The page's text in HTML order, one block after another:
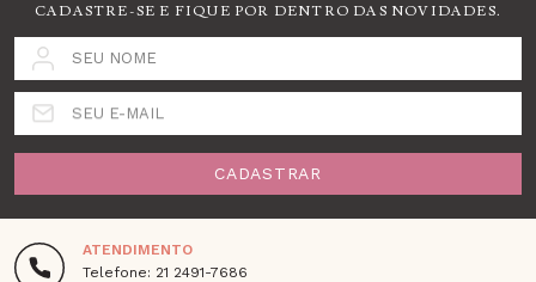
CADASTRE-SE E FIQUE POR DENTRO DAS NOVIDADES.
SEU NOME
SEU E-MAIL
CADASTRAR
ATENDIMENTO
Telefone: 21 2491-7686